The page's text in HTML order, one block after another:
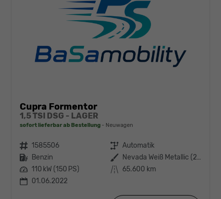
Cupra Formentor
1,5 TSI DSG - LAGER
sofort lieferbar ab Bestellung Neuwagen
Fahrzeugnr. 1585506 Getriebe Automatik
Kraftstoff Benzin Außenfarbe
Nevada Weiß Metallic (2Y)
Leistung 110 kW (150 PS) Kilometerstand 65.600 km
01.06.2022